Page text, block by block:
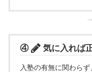
④ 気に入れば
入塾の有無に関わら